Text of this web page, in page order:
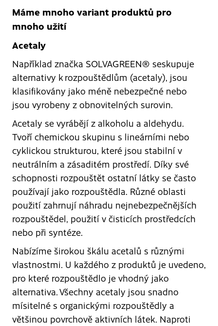
Máme mnoho variant produktů pro
mnoho užití
Acetaly
Například značka SOLVAGREEN® seskupuje
alternativy k rozpouštědlům (acetaly), jsou
klasifikovány jako méně nebezpečné nebo
jsou vyrobeny z obnovitelných surovin.
Acetaly se vyrábějí z alkoholu a aldehydu.
Tvoří chemickou skupinu s lineárními nebo
cyklickou strukturou, které jsou stabilní v
neutrálním a zásaditém prostředí. Díky své
schopnosti rozpouštět ostatní látky se často
používají jako rozpouštědla. Různé oblasti
použití zahrnují náhradu nejnebezpečnějších
rozpouštědel, použití v čisticích prostředcích
nebo při syntéze.
Nabízíme širokou škálu acetalů s různými
vlastnostmi. U každého z produktů je uvedeno,
pro které rozpouštědlo je vhodný jako
alternativa. Všechny acetaly jsou snadno
mísitelné s organickými rozpouštědly a
většinou povrchově aktivních látek. Naproti